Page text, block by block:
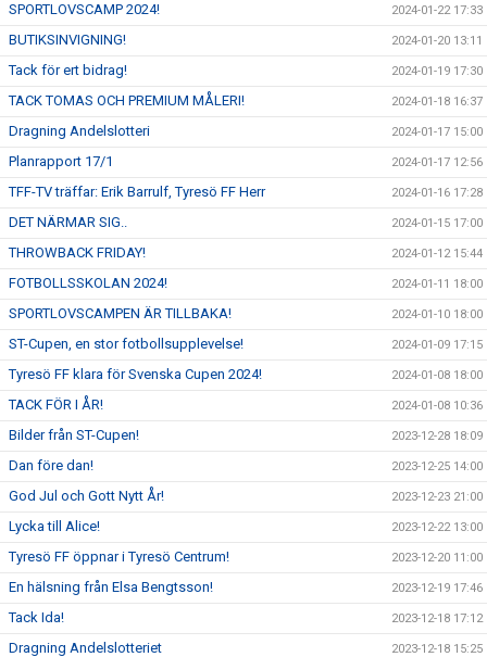
SPORTLOVSCAMP 2024! 2024-01-22 17:33
BUTIKSINVIGNING! 2024-01-20 13:11
Tack för ert bidrag! 2024-01-19 17:30
TACK TOMAS OCH PREMIUM MÅLERI! 2024-01-18 16:37
Dragning Andelslotteri 2024-01-17 15:00
Planrapport 17/1 2024-01-17 12:56
TFF-TV träffar: Erik Barrulf, Tyresö FF Herr 2024-01-16 17:28
DET NÄRMAR SIG.. 2024-01-15 17:00
THROWBACK FRIDAY! 2024-01-12 15:44
FOTBOLLSSKOLAN 2024! 2024-01-11 18:00
SPORTLOVSCAMPEN ÄR TILLBAKA! 2024-01-10 18:00
ST-Cupen, en stor fotbollsupplevelse! 2024-01-09 17:15
Tyresö FF klara för Svenska Cupen 2024! 2024-01-08 18:00
TACK FÖR I ÅR! 2024-01-08 10:36
Bilder från ST-Cupen! 2023-12-28 18:09
Dan före dan! 2023-12-25 14:00
God Jul och Gott Nytt År! 2023-12-23 21:00
Lycka till Alice! 2023-12-22 13:00
Tyresö FF öppnar i Tyresö Centrum! 2023-12-20 11:00
En hälsning från Elsa Bengtsson! 2023-12-19 17:46
Tack Ida! 2023-12-18 17:12
Dragning Andelslotteriet 2023-12-18 15:25